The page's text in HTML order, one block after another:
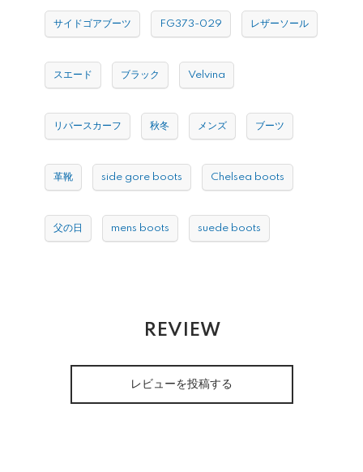
サイドゴアブーツ FG373-029 レザーソール
スエード ブラック Velvina
リバースカーフ 秋冬 メンズ ブーツ
革靴 side gore boots Chelsea boots
父の日 mens boots suede boots
REVIEW
レビューを投稿する